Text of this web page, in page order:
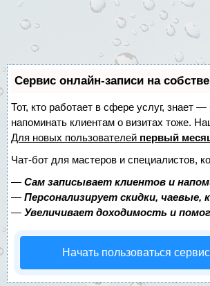
Сервис онлайн-записи на
Тот, кто работает в сфере услуг, знает
напоминать клиентам о визитах тоже.
Для новых пользователей первый
Чат-бот для мастеров и специалистов,
— Сам записывает клиентов и
— Персонализирует скидки, чаевые,
— Увеличивает доходимость и
Начать пользоваться